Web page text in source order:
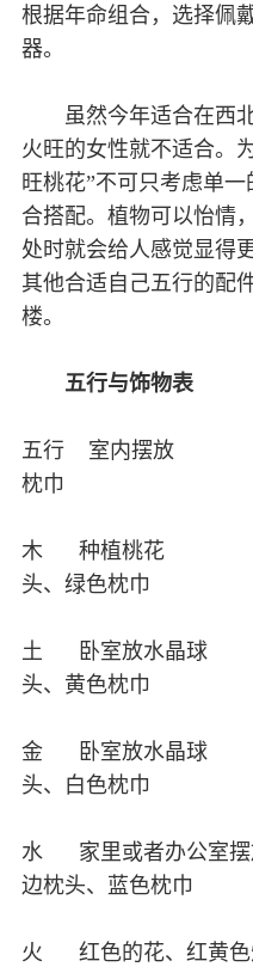
根据年命组合，选择佩
器。
虽然今年适合在西北
火旺的女性就不适合。
旺桃花”不可只考虑单
合搭配。植物可以怡情
处时就会给人感觉显得
其他合适自己五行的配
楼。
五行与饰物表
五行 室内摆放
枕巾
木 种植桃花
头、绿色枕巾
土 卧室放水晶
头、黄色枕巾
金 卧室放水晶
头、白色枕巾
水 家里或者办公
边枕头、蓝色枕巾
火 红色的花、红